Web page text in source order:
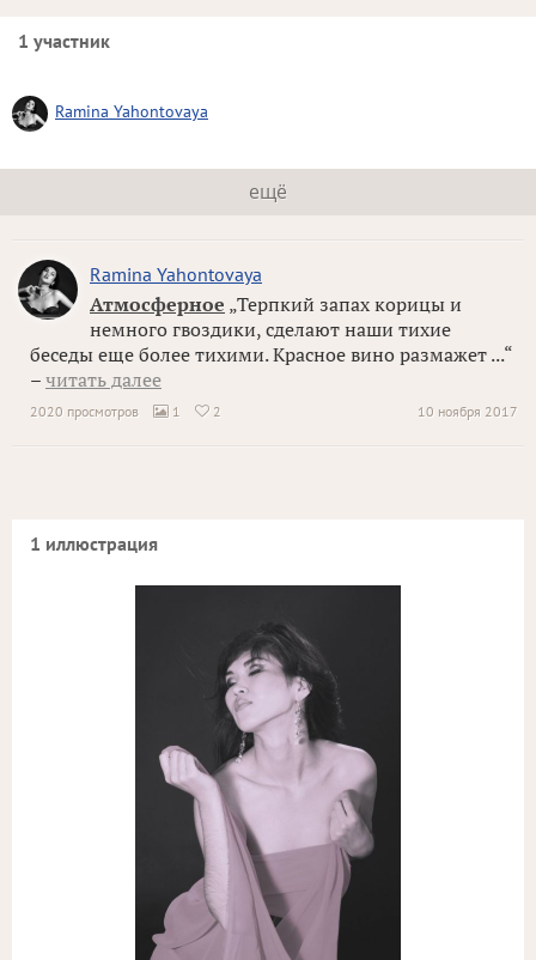
1 участник
Ramina Yahontovaya
ещё
Ramina Yahontovaya
Атмосферное „Терпкий запах корицы и
немного гвоздики, сделают наши тихие
беседы еще более тихими. Красное вино размажет ...“
– читать далее
10 ноября 2017
2020 просмотров  1  2
1 иллюстрация